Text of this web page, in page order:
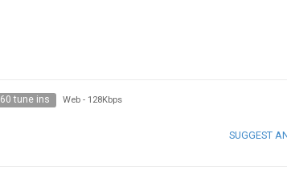
60 tune ins Web - 128Kbps
SUGGEST